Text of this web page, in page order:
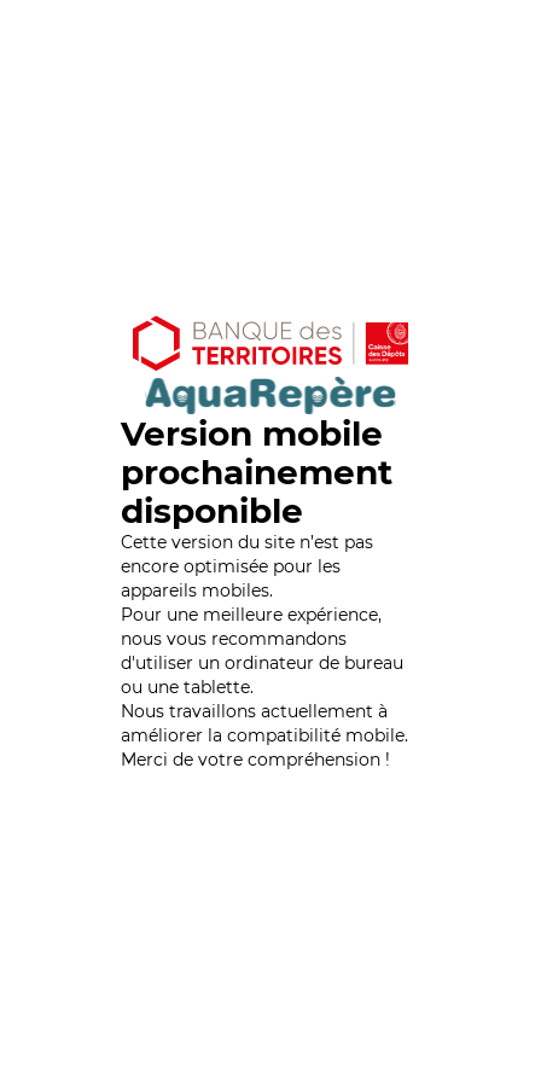
Version mobile
prochainement
disponible
Cette version du site n’est pas
encore optimisée pour les
appareils mobiles.
Pour une meilleure expérience,
nous vous recommandons
d'utiliser un ordinateur de bureau
ou une tablette.
Nous travaillons actuellement à
améliorer la compatibilité mobile.
Merci de votre compréhension !